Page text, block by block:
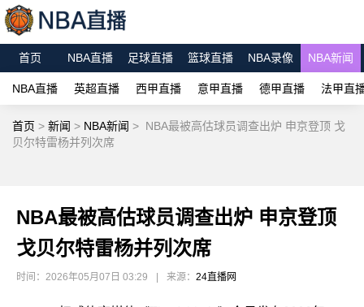
首页 NBA直播 足球直播 篮球直播 NBA录像 NBA新闻
NBA直播 英超直播 西甲直播 意甲直播 德甲直播 法甲直
首页 > 新闻 > NBA新闻 > NBA最被高估球员调查出炉 申京登顶 戈
贝尔特雷杨并列次席
NBA最被高估球员调查出炉 申京登顶
戈贝尔特雷杨并列次席
时间：2026年05月07日 03:29 来源： 24直播网